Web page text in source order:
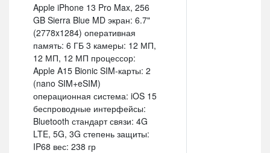
Apple iPhone 13 Pro Max, 256
GB Sierra Blue MD экран: 6.7"
(2778x1284) оперативная
память: 6 ГБ 3 камеры: 12 МП,
12 МП, 12 МП процессор:
Apple A15 Bionic SIM-карты: 2
(nano SIM+eSIM)
операционная система: iOS 15
беспроводные интерфейсы:
Bluetooth стандарт связи: 4G
LTE, 5G, 3G степень защиты:
IP68 вес: 238 гр